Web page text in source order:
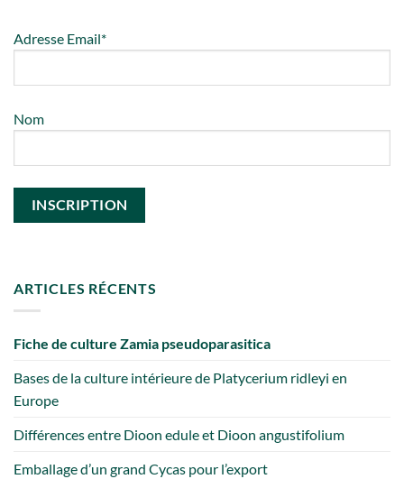
Adresse Email*
Nom
ARTICLES RÉCENTS
Fiche de culture Zamia pseudoparasitica
Bases de la culture intérieure de Platycerium ridleyi en
Europe
Différences entre Dioon edule et Dioon angustifolium
Emballage d’un grand Cycas pour l’export